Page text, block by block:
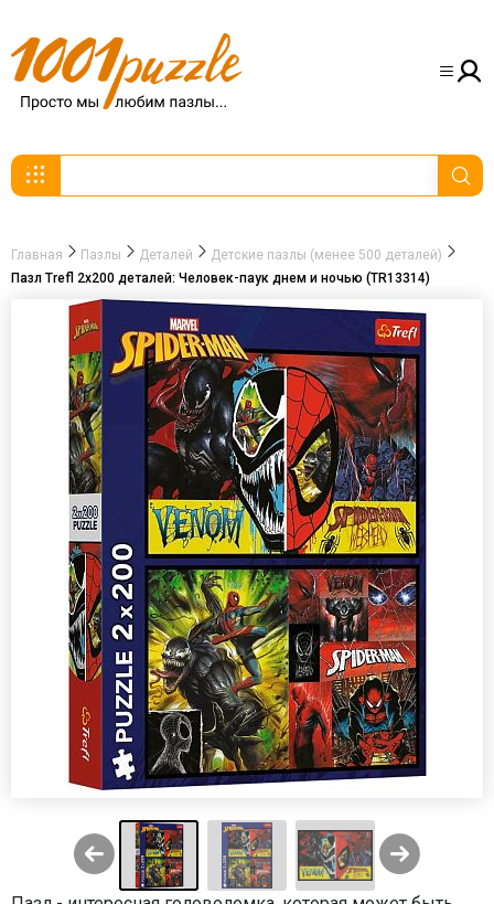
Главная Пазлы Деталей
Детские пазлы (менее 500 деталей)
Пазл Trefl 2х200 деталей: Человек-паук днем и ночью (TR13314)